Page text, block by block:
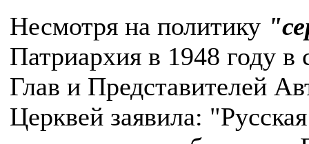
Несмотря на политику
Патриархия в 1948 году
Глав и Представителей
Церквей заявила: